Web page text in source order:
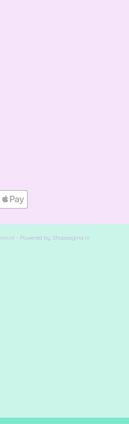
- Powered by Shoppagina.nl